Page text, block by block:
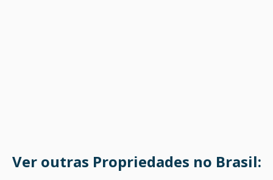
Ver outras Propriedades no Brasil: